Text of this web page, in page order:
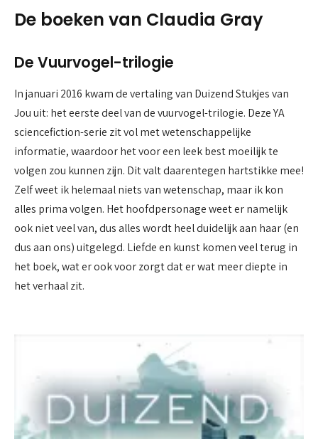
De boeken van Claudia Gray
De Vuurvogel-trilogie
In januari 2016 kwam de vertaling van Duizend Stukjes van
Jou uit: het eerste deel van de vuurvogel-trilogie. Deze YA
sciencefiction-serie zit vol met wetenschappelijke
informatie, waardoor het voor een leek best moeilijk te
volgen zou kunnen zijn. Dit valt daarentegen hartstikke mee!
Zelf weet ik helemaal niets van wetenschap, maar ik kon
alles prima volgen. Het hoofdpersonage weet er namelijk
ook niet veel van, dus alles wordt heel duidelijk aan haar (en
dus aan ons) uitgelegd. Liefde en kunst komen veel terug in
het boek, wat er ook voor zorgt dat er wat meer diepte in
het verhaal zit.